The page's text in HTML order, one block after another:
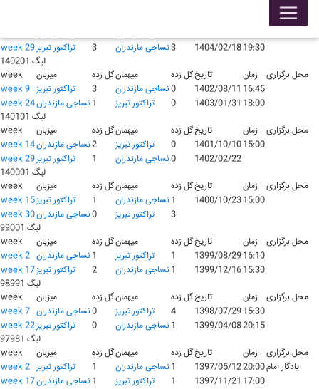
محل برگزاری
week 29تراکتور تبریز 3 نساجی مازندران3 1404/02/1819:30
لیگ 140201
week
میزبان گل زدهمیهمان گل زدهتاریخ زمان
محل برگزاری
week 9 تراکتور تبریز 3 نساجی مازندران0 1402/08/11 16:45
week 24نساجی مازندران1 تراکتور تبریز 0 1403/01/31 18:00
لیگ 140101
week
میزبان گل زدهمیهمان گل زدهتاریخ زمان
محل برگزاری
week 14نساجی مازندران2 تراکتور تبریز 0 1401/10/1015:00
week 29تراکتور تبریز 1 نساجی مازندران0
1402/02/22
لیگ 140001
week
میزبان گل زدهمیهمان گل زدهتاریخ زمان
محل برگزاری
week 15تراکتور تبریز 1 نساجی مازندران1 1400/10/2315:00
week 30نساجی مازندران0 تراکتور تبریز
3
لیگ 99001
week
میزبان گل زدهمیهمان گل زدهتاریخ زمان
محل برگزاری
week 2 نساجی مازندران1 تراکتور تبریز 1 1399/08/2916:10
week 17تراکتور تبریز 2 نساجی مازندران1 1399/12/1615:30
لیگ 98991
week
میزبان گل زدهمیهمان گل زدهتاریخ زمان
محل برگزاری
week 7 نساجی مازندران0 تراکتور تبریز 4 1398/07/2915:30
week 22تراکتور تبریز 0 نساجی مازندران1 1399/04/0820:15
لیگ 97981
week
میزبان گل زدهمیهمان گل زدهتاریخ زمان
محل برگزاری
week 2 تراکتور تبریز 1 نساجی مازندران1 1397/05/1220:00یادگار امام
week 17نساجی مازندران1 تراکتور تبریز 1 1397/11/21 17:00